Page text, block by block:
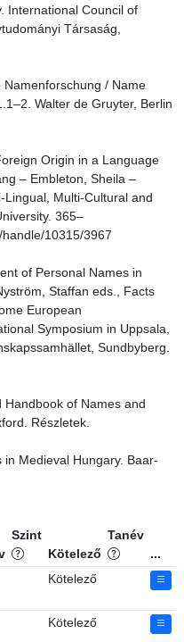
International Council of
Társaság,
Namenforschung / Name
Walter de Gruyter, Berlin
Origin in a Language
– Embleton, Sheila –
Lingual, Multi-Cultural and
365–
10315/3967
of Personal Names in
Staffan eds., Facts
European
Symposium in Uppsala,
Sundbyberg.
Handbook of Names and
Részletek.
Medieval Hungary. Baar-
Szint
Kötelező
Tanév
...
Kötelező
Kötelező